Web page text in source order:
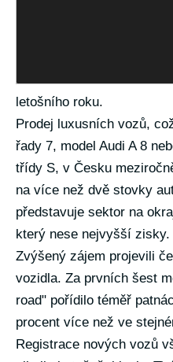
letošního roku.
Prodej luxusních vozů,
řady 7, model Audi A 8
třídy S, v Česku
na více než dvě stovky
představuje sektor na
který nese nejvyšší zisky.
Zvýšený zájem projevili
vozidla. Za prvních šest
road" pořídilo téměř
procent více než ve
Registrace nových vozů